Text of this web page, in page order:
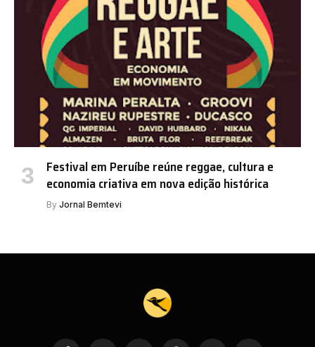
Festival em Peruíbe reúne reggae, cultura e
economia criativa em nova edição histórica
By Jornal Bemtevi